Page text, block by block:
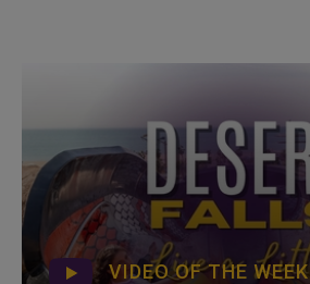
VIDEO OF THE WEEK